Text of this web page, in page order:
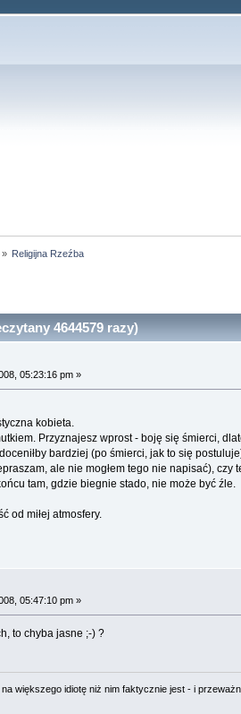
» Religijna Rzeźba
4644579 razy)
05:23:16 pm »
kobieta.
Przyznajesz wprost - boję się śmierci,
bardziej (po śmierci, jak to się
ale nie mogłem tego nie napisać), czy
tam, gdzie biegnie stado, nie może być źle.
od miłej atmosfery.
05:47:10 pm »
to chyba jasne ;-) ?
większego idiotę niż nim faktycznie jest - i